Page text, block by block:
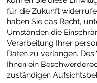
für die Zukunft
haben Sie das Recht,
Umständen die
Verarbeitung Ihrer
Daten zu verlangen.
Ihnen ein
zuständigen